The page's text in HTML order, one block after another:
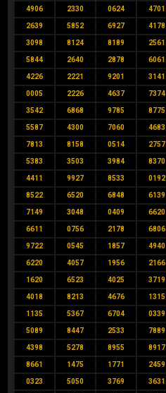
4906 2330 0624 4701
2639 5852 6927 4178
3098 8124 8189 2561
5844 2640 2878 6061
4226 2221 9201 3141
0005 2226 4637 7374
3542 6868 9785 8775
5587 4300 7060 4683
7813 8158 0514 2757
5383 3503 3984 8370
4411 9927 8533 0192
8522 6520 6848 6139
7149 3048 0409 6620
6611 0756 2178 6806
9722 0545 1857 4940
6220 4057 1956 2166
1620 6523 4025 3719
4018 8213 4676 1315
1135 5367 6704 0339
5089 8447 2533 7889
4398 5278 8955 8917
8661 1475 1771 2459
0323 5050 3769 3631